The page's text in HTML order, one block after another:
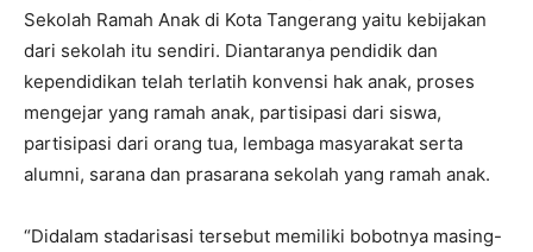
Sekolah Ramah Anak di Kota Tangerang yaitu kebijakan
dari sekolah itu sendiri. Diantaranya pendidik dan
kependidikan telah terlatih konvensi hak anak, proses
mengejar yang ramah anak, partisipasi dari siswa,
partisipasi dari orang tua, lembaga masyarakat serta
alumni, sarana dan prasarana sekolah yang ramah anak.
“Didalam stadarisasi tersebut memiliki bobotnya masing-